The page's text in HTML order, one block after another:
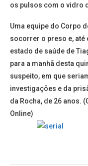
os pulsos com o vidro
Uma equipe do Corpo
socorrer o preso e,
estado de saúde de
para a manhã desta
suspeito, em que
investigações e da
da Rocha, de 26 anos.
Online)